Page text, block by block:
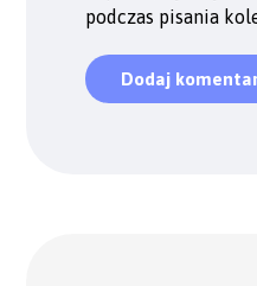
podczas pisania
Dodaj